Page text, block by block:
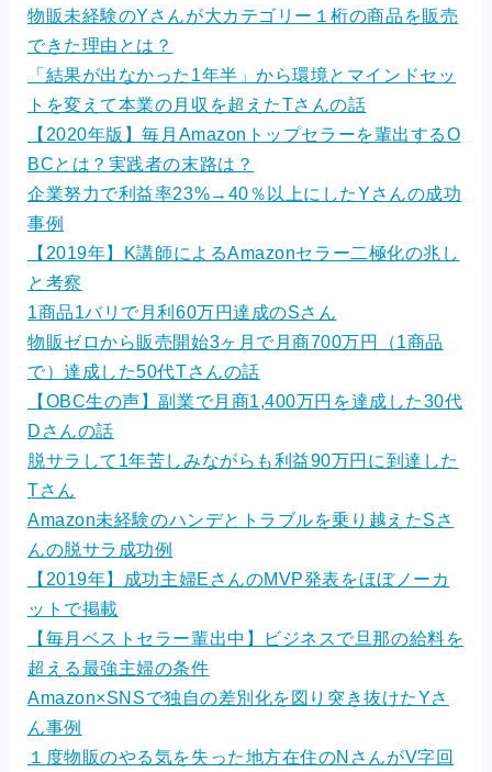
物販未経験のYさんが大カテゴリー１桁の商品を販売
できた理由とは？
「結果が出なかった1年半」から環境とマインドセッ
トを変えて本業の月収を超えたTさんの話
【2020年版】毎月Amazonトップセラーを輩出するO
BCとは？実践者の末路は？
企業努力で利益率23%→40％以上にしたYさんの成功
事例
【2019年】K講師によるAmazonセラー二極化の兆し
と考察
1商品1バリで月利60万円達成のSさん
物販ゼロから販売開始3ヶ月で月商700万円（1商品
で）達成した50代Tさんの話
【OBC生の声】副業で月商1,400万円を達成した30代
Dさんの話
脱サラして1年苦しみながらも利益90万円に到達した
Tさん
Amazon未経験のハンデとトラブルを乗り越えたSさ
んの脱サラ成功例
【2019年】成功主婦EさんのMVP発表をほぼノーカ
ットで掲載
【毎月ベストセラー輩出中】ビジネスで旦那の給料を
超える最強主婦の条件
Amazon×SNSで独自の差別化を図り突き抜けたYさ
ん事例
１度物販のやる気を失った地方在住のNさんがV字回